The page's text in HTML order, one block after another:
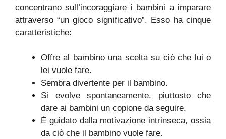
concentrano sull’incoraggiare i bambini a imparare
attraverso “un gioco significativo”. Esso ha cinque
caratteristiche:
Offre al bambino una scelta su ciò che lui o
lei vuole fare.
Sembra divertente per il bambino.
Si evolve spontaneamente, piuttosto che
dare ai bambini un copione da seguire.
È guidato dalla motivazione intrinseca, ossia
da ciò che il bambino vuole fare.